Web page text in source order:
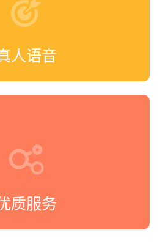
人语音
质服务